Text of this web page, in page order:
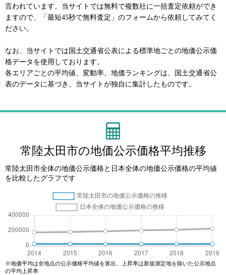
言われています。当サイトでは無料で複数社に一括査定依頼ができ
ますので、「最短45秒で無料査定」のフォームから依頼してみてく
ださい。
なお、当サイトでは国土交通省公表による標準地ごとの地価公示価
格データを使用しております。
各エリアごとの平均値、変動率、地価ランキングは、国土交通省公
表のデータに基づき、当サイトが独自に集計したものです。
常陸太田市の地価公示価格平均推移
常陸太田市全体の地価公示価格と日本全体の地価公示価格の平均値
を比較したグラフです
※地価平均は全地点の公示価格平均値を算出、上昇率は新規測定地を除いた公示地点
の平均上昇率